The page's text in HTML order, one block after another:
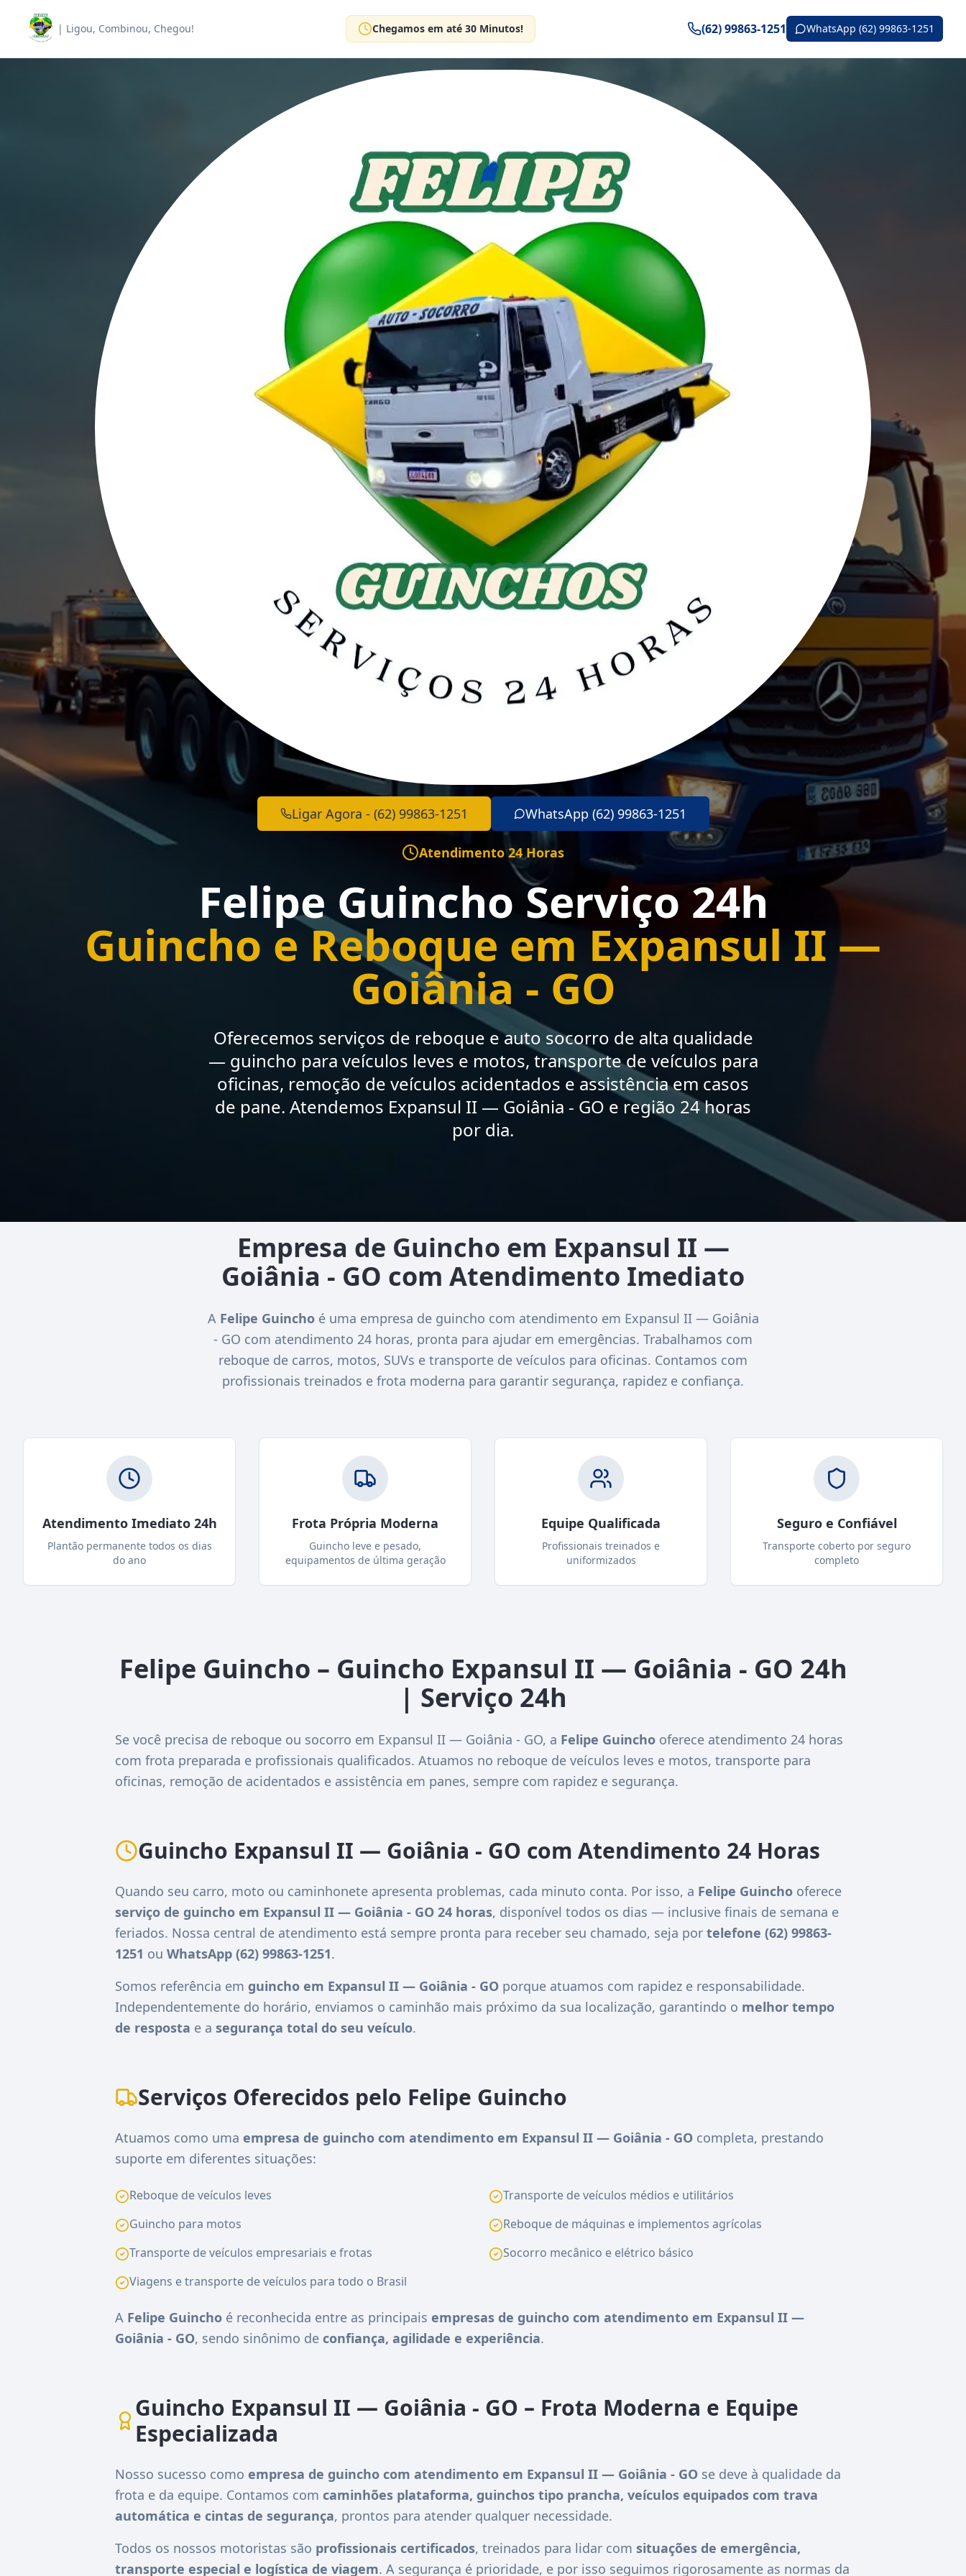
| Ligou, Combinou, Chegou! Chegamos em até 30 Minutos! (62) 99863-1251 WhatsApp (62) 99863-1251
Ligar Agora - (62) 99863-1251 WhatsApp (62) 99863-1251
Atendimento 24 Horas
Felipe Guincho Serviço 24h
Guincho e Reboque em Expansul II —
Goiânia - GO
Oferecemos serviços de reboque e auto socorro de alta qualidade
— guincho para veículos leves e motos, transporte de veículos para
oficinas, remoção de veículos acidentados e assistência em casos
de pane. Atendemos Expansul II — Goiânia - GO e região 24 horas
por dia.
Empresa de Guincho em Expansul II —
Goiânia - GO com Atendimento Imediato
A Felipe Guinchoé uma empresa de guincho com atendimento em Expansul II — Goiânia
- GO com atendimento 24 horas, pronta para ajudar em emergências. Trabalhamos com
reboque de carros, motos, SUVs e transporte de veículos para oficinas. Contamos com
profissionais treinados e frota moderna para garantir segurança, rapidez e confiança.
Atendimento Imediato 24h
Plantão permanente todos os dias
do ano
Frota Própria Moderna
Guincho leve e pesado,
equipamentos de última geração
Equipe Qualificada
Profissionais treinados e
uniformizados
Seguro e Confiável
Transporte coberto por seguro
completo
Felipe Guincho – Guincho Expansul II — Goiânia - GO 24h
| Serviço 24h
Se você precisa de reboque ou socorro em Expansul II — Goiânia - GO, a Felipe Guincho oferece atendimento 24 horas
com frota preparada e profissionais qualificados. Atuamos no reboque de veículos leves e motos, transporte para
oficinas, remoção de acidentados e assistência em panes, sempre com rapidez e segurança.
Guincho Expansul II — Goiânia - GO com Atendimento 24 Horas
Quando seu carro, moto ou caminhonete apresenta problemas, cada minuto conta. Por isso, a Felipe Guincho oferece
serviço de guincho em Expansul II — Goiânia - GO 24 horas, disponível todos os dias — inclusive finais de semana e
feriados. Nossa central de atendimento está sempre pronta para receber seu chamado, seja por telefone (62) 99863-
1251 ou WhatsApp (62) 99863-1251.
Somos referência em guincho em Expansul II — Goiânia - GO porque atuamos com rapidez e responsabilidade.
Independentemente do horário, enviamos o caminhão mais próximo da sua localização, garantindo o melhor tempo
de resposta e a segurança total do seu veículo.
Serviços Oferecidos pelo Felipe Guincho
Atuamos como uma empresa de guincho com atendimento em Expansul II — Goiânia - GO completa, prestando
suporte em diferentes situações:
Reboque de veículos leves
Transporte de veículos médios e utilitários
Guincho para motos
Reboque de máquinas e implementos agrícolas
Transporte de veículos empresariais e frotas
Socorro mecânico e elétrico básico
Viagens e transporte de veículos para todo o Brasil
A Felipe Guincho é reconhecida entre as principais empresas de guincho com atendimento em Expansul II —
Goiânia - GO, sendo sinônimo de confiança, agilidade e experiência.
Guincho Expansul II — Goiânia - GO – Frota Moderna e Equipe
Especializada
Nosso sucesso como empresa de guincho com atendimento em Expansul II — Goiânia - GO se deve à qualidade da
frota e da equipe. Contamos com caminhões plataforma, guinchos tipo prancha, veículos equipados com trava
automática e cintas de segurança, prontos para atender qualquer necessidade.
Todos os nossos motoristas são profissionais certificados, treinados para lidar com situações de emergência,
transporte especial e logística de viagem. A segurança é prioridade, e por isso seguimos rigorosamente as normas da